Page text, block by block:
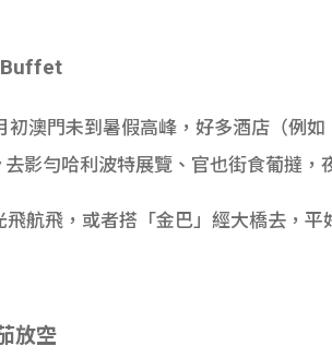
Buffet
澳門未到暑假高峰，好多酒店（例
影勻哈利波特展覽、官也街食葡撻，
航飛，或者搭「金巴」經大橋去，平
放空